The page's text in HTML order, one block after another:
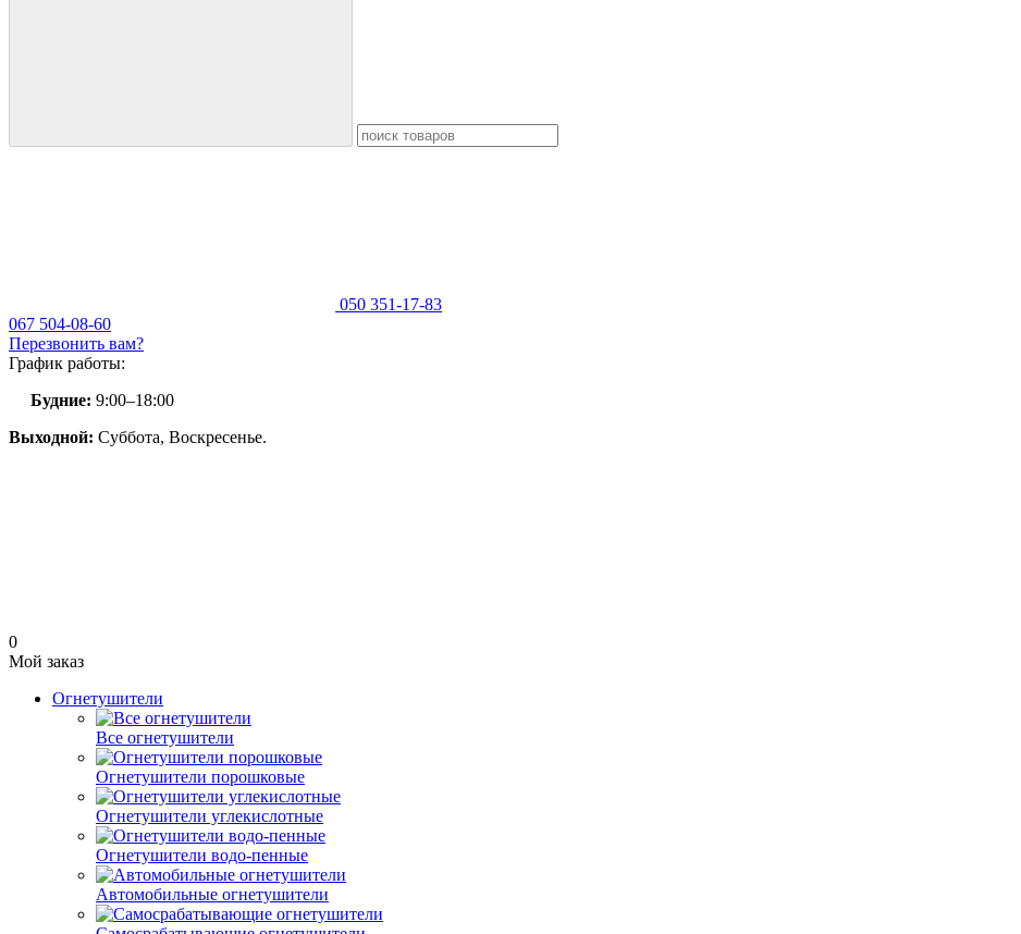
050 351-17-83
067 504-08-60
Перезвонить вам?
График работы:
Будние: 9:00–18:00
Выходной: Суббота, Воскресенье.
0
Мой заказ
Огнетушители
Все огнетушители
Огнетушители порошковые
Огнетушители углекислотные
Огнетушители водо-пенные
Автомобильные огнетушители